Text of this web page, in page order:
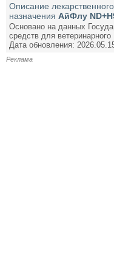
Описание
назначения АйФлу
Основано на данных
средств для
Дата обновления:
Реклама